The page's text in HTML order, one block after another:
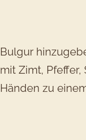
Bulgur
mit Zimt,
Händen zu